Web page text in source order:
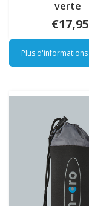
verte
€17,95
Plus d'informations